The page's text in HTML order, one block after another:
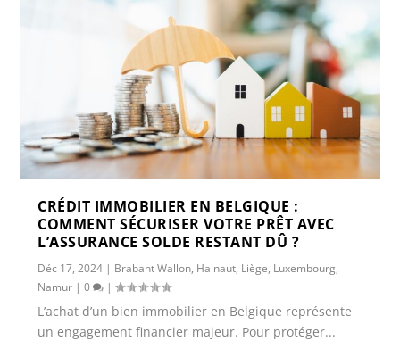
CRÉDIT IMMOBILIER EN BELGIQUE :
COMMENT SÉCURISER VOTRE PRÊT AVEC
L’ASSURANCE SOLDE RESTANT DÛ ?
Déc 17, 2024 | Brabant Wallon, Hainaut, Liège, Luxembourg,
Namur |0 |
L’achat d’un bien immobilier en Belgique représente
un engagement financier majeur. Pour protéger...